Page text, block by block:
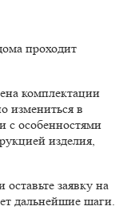
проходит
комплектации
измениться в
с особенностями
изделия,
заявку на
дальнейшие шаги.